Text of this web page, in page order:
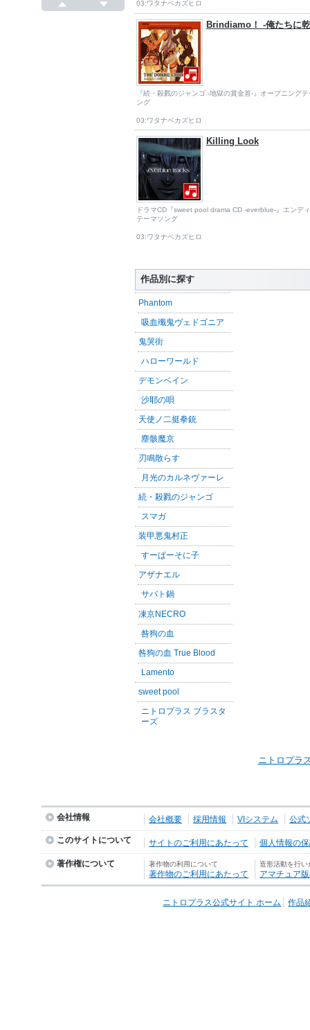
03:ワタナベカズヒロ
Brindiamo！ -俺たちに
『続・殺戮のジャンゴ -地獄の賞金首-』オープニング
ング
03:ワタナベカズヒロ
Killing Look
ドラマCD『sweet pool drama CD -everblue-』エンデ
テーマソング
03:ワタナベカズヒロ
作品別に探す
Phantom
吸血殲鬼ヴェドゴニア
鬼哭街
ハローワールド
デモンベイン
沙耶の唄
天使ノ二挺拳銃
塵骸魔京
刃鳴散らす
月光のカルネヴァーレ
続・殺戮のジャンゴ
スマガ
装甲悪鬼村正
すーぱーそに子
アザナエル
サバト鍋
凍京NECRO
咎狗の血
咎狗の血 True Blood
Lamento
sweet pool
ニトロプラス ブラスタ
ーズ
ニトロプラ
会社情報 会社概要 採用情報 VIシステム 公式
このサイトについて サイトのご利用にあたって 個人情報の
著作権について 著作物の利用について
著作物のご利用にあたって
造形活動を行い
アマチュア
ニトロプラス公式サイト ホーム 作品